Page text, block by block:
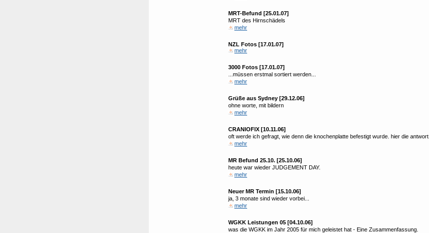
MRT-Befund [25.01.07]
MRT des Hirnschädels
mehr
NZL Fotos [17.01.07]
mehr
3000 Fotos [17.01.07]
...müssen erstmal sortiert werden...
mehr
Grüße aus Sydney [29.12.06]
ohne worte, mit bildern
mehr
CRANIOFIX [10.11.06]
oft werde ich gefragt, wie denn die knochenplatte befestigt wurde. hier die antwort.
mehr
MR Befund 25.10. [25.10.06]
heute war wieder JUDGEMENT DAY.
mehr
Neuer MR Termin [15.10.06]
ja, 3 monate sind wieder vorbei...
mehr
WGKK Leistungen 05 [04.10.06]
was die WGKK im Jahr 2005 für mich geleistet hat - Eine Zusammenfassung.